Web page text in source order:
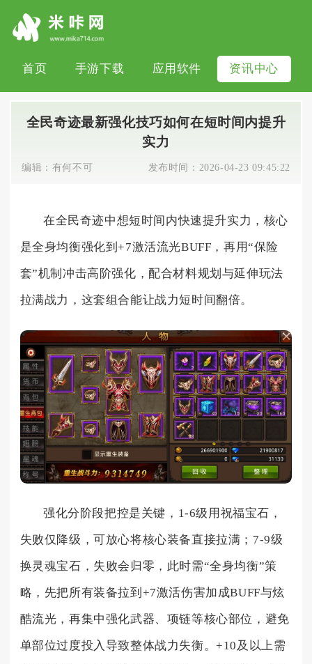
首页 手游下载 应用软件 资讯中心
全民奇迹最新强化技巧如何在短时间内提升
实力
编辑： 有何不可 发布时间： 2026-04-23 09:45:22
在全民奇迹中想短时间内快速提升实力，核心
是全身均衡强化到+7激活流光BUFF，再用“保险
套”机制冲击高阶强化，配合材料规划与延伸玩法
拉满战力，这套组合能让战力短时间翻倍。
强化分阶段把控是关键，1-6级用祝福宝石，
失败仅降级，可放心将核心装备直接拉满；7-9级
换灵魂宝石，失败会归零，此时需“全身均衡”策
略，先把所有装备拉到+7激活伤害加成BUFF与炫
酷流光，再集中强化武器、项链等核心部位，避免
单部位过度投入导致整体战力失衡。+10及以上需